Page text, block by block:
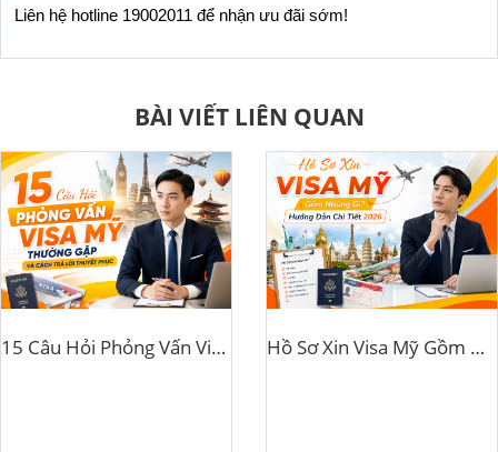
Liên hệ hotline 19002011 để nhận ưu đãi sớm!
BÀI VIẾT LIÊN QUAN
15 Câu Hỏi Phỏng Vấn Visa Mỹ Thường Gặp Và Cách Trả Lời Thuyết Phục Hồ Sơ Xin Visa Mỹ Gồm Những Gì? Hướng Dẫn Chi Tiết 2026